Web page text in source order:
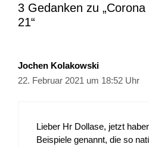
3 Gedanken zu
21“
Jochen Kolakowski
22. Februar 2021 um 18:52 Uhr
Lieber Hr Dollase, jetzt
Beispiele genannt, die so